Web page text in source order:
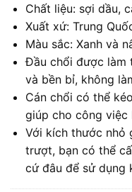
Chất liệu: sợi dầu,
Xuất xứ: Trung
Màu sắc: Xanh và
Đầu chổi được làm
và bền bỉ, không
Cán chổi có thể
giúp cho công việc
Với kích thước nhỏ
trượt, bạn có thể
cứ đâu để sử dụng